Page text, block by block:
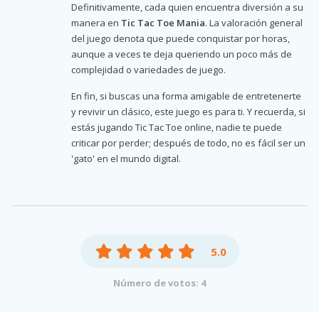
Definitivamente, cada quien encuentra diversión a su
manera en Tic Tac Toe Mania. La valoración general
del juego denota que puede conquistar por horas,
aunque a veces te deja queriendo un poco más de
complejidad o variedades de juego.
En fin, si buscas una forma amigable de entretenerte
y revivir un clásico, este juego es para ti. Y recuerda, si
estás jugando Tic Tac Toe online, nadie te puede
criticar por perder; después de todo, no es fácil ser un
'gato' en el mundo digital.
5.0
Número de votos: 4